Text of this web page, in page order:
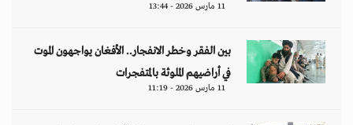
11 مارس 2026 - 13:44
بين الفقر وخطر الانفجار.. الأفغان يواجهون الموت
في أراضيهم الملوثة بالمتفجرات
11 مارس 2026 - 11:19